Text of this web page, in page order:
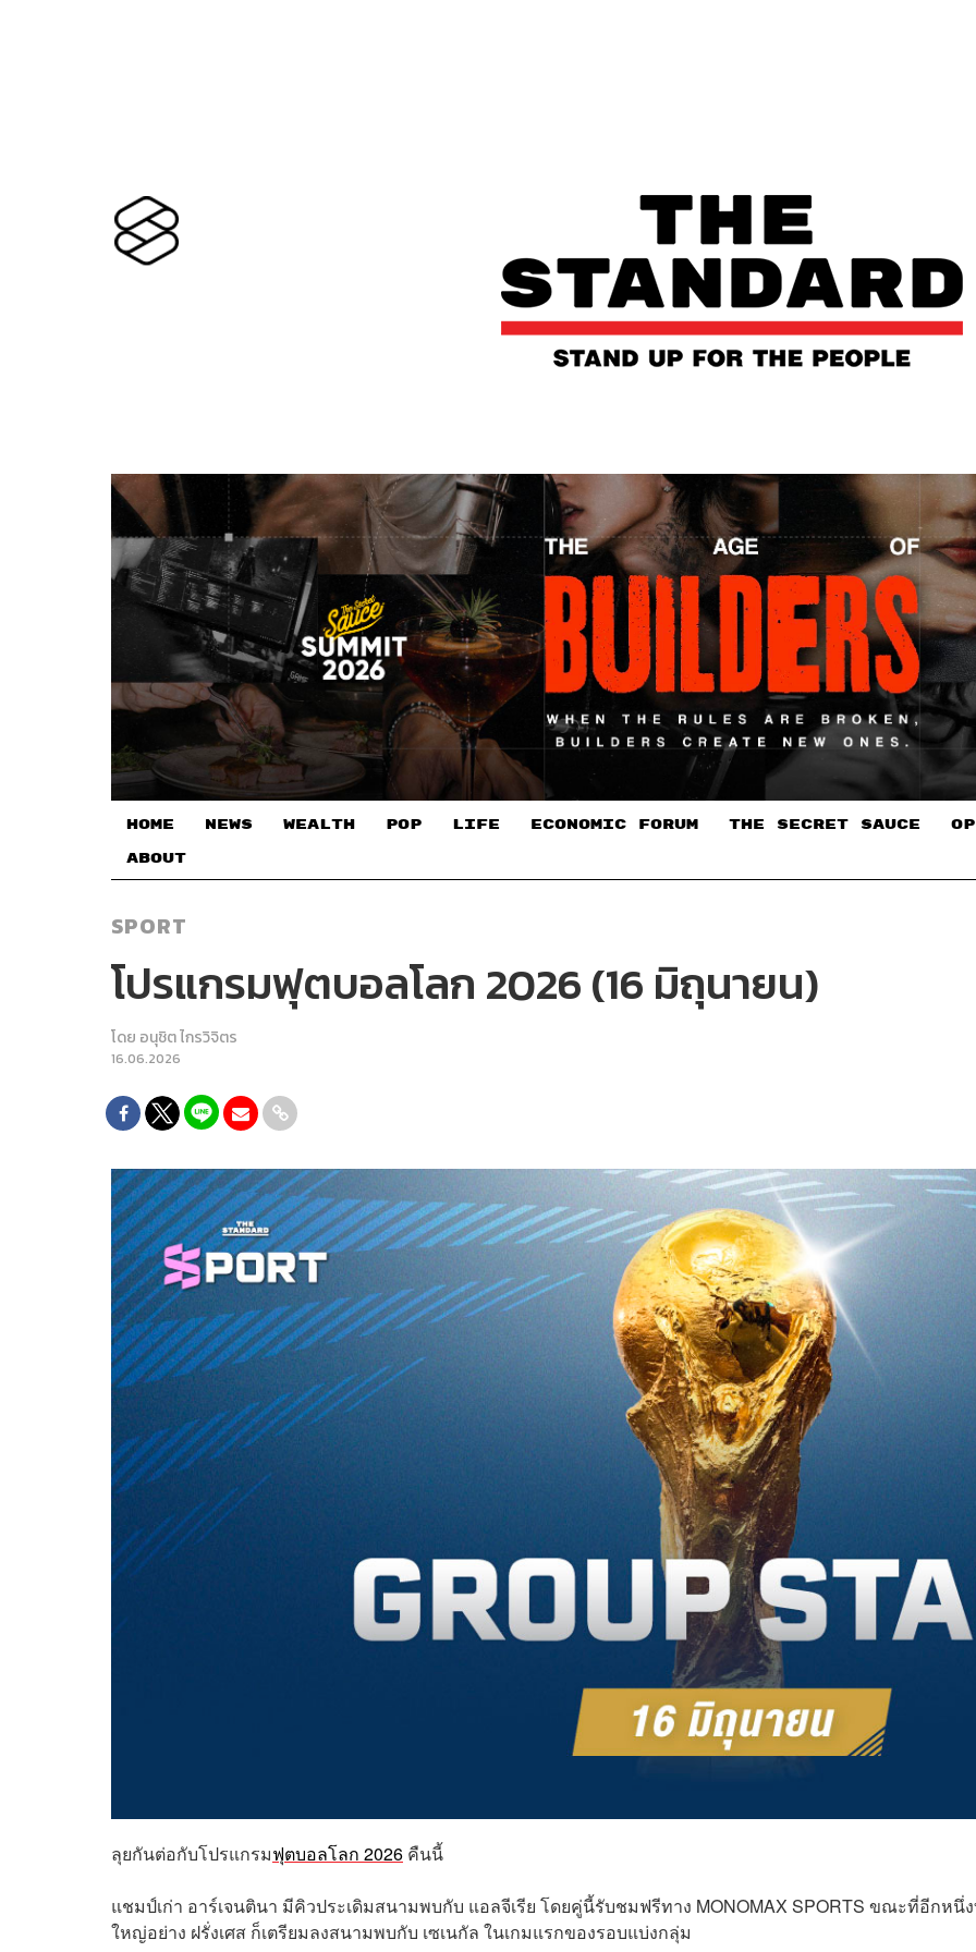
HOME NEWS WEALTH POP LIFE ECONOMIC FORUM THE SECRET SAUCE​
ABOUT
SPORT
โปรแกรมฟุตบอลโลก 2026 (16 มิถุนายน)
โดย อนุชิต ไกรวิจิตร
16.06.2026
ลุยกันต่อกับโปรแกรมฟุตบอลโลก 2026 คืนนี้
แชมป์เก่า อาร์เจนตินา มีคิวประเดิมสนามพบกับ แอลจีเรีย โดยคู่นี้รับชมฟรีทาง MONOMAX SPORTS ขณะที่อีกหนึ่
ใหญ่อย่าง ฝรั่งเศส ก็เตรียมลงสนามพบกับ เซเนกัล ในเกมแรกของรอบแบ่งกลุ่ม